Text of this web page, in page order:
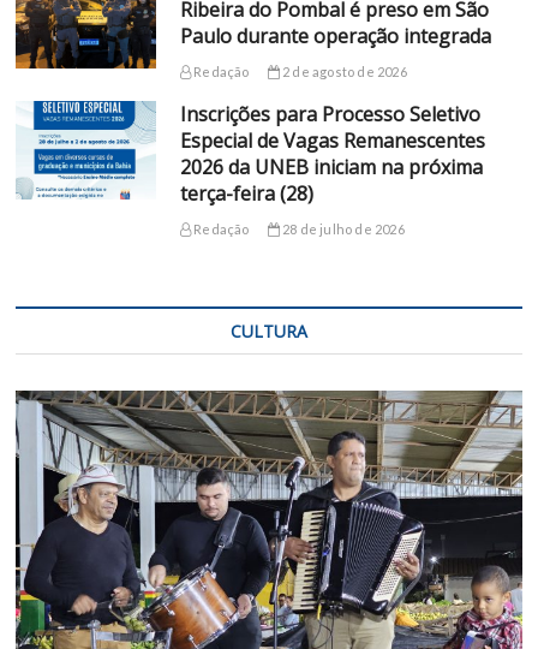
Ribeira do Pombal é preso em São
Paulo durante operação integrada
Redação 2 de agosto de 2026
Inscrições para Processo Seletivo
Especial de Vagas Remanescentes
2026 da UNEB iniciam na próxima
terça-feira (28)
Redação 28 de julho de 2026
CULTURA